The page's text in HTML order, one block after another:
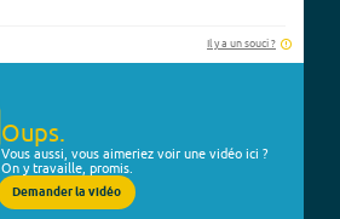
Il y a un souci ?
Oups.
Vous aussi, vous aimeriez voir une vidéo ici ?
On y travaille, promis.
Demander la vidéo